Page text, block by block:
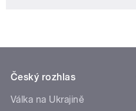
Český rozhlas
Válka na Ukrajině